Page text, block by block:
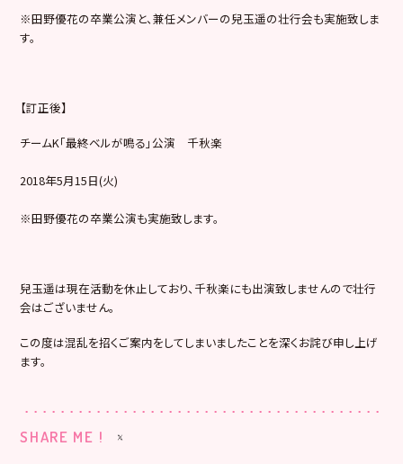
※田野優花の卒業公演と、兼任メンバーの兒玉遥の壮行会も実施致しま
す。
【訂正後】
チームK「最終ベルが鳴る」公演 千秋楽
2018年5月15日(火)
※田野優花の卒業公演も実施致します。
兒玉遥は現在活動を休止しており、千秋楽にも出演致しませんので壮行
会はございません。
この度は混乱を招くご案内をしてしまいましたことを深くお詫び申し上げ
ます。
SHARE ME !